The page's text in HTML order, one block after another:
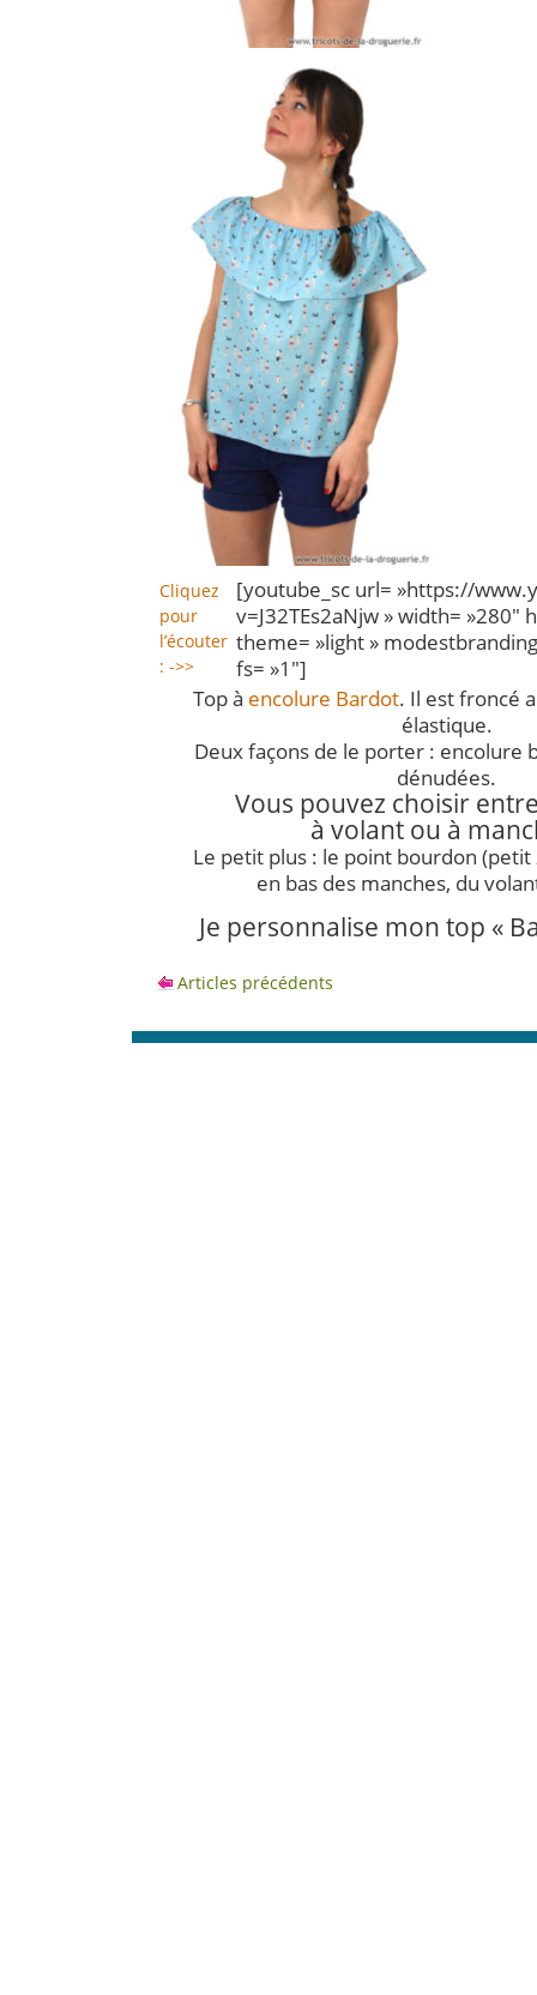
Cliquez
pour
l’écouter
: ->>
[youtube_sc url= »https://
v=J32TEs2aNjw » width= »280″
theme= »light »
fs= »1″]
Top à encolure Bardot. Il est froncé
élastique.
Deux façons de le porter : encolure
dénudées.
Vous pouvez choisir
à volant ou à
Le petit plus : le point bourdon (petit
en bas des manches, du
Je personnalise mon top «
Articles précédents